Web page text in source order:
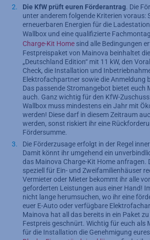
Die KfW prüft euren Förderantrag. Die
unter anderem folgende Kriterien voraus:
erneuerbaren Energien für die
Wallbox und eine qualifizierte
Charge-Kit Home sind alle Bedingungen
Festpreispaket von Mainova beinhaltet
„Deutschland Edition“ mit 11 kW, den
Check, die Installation und
Elektrofachpartner sowie die Anmeldung
Das passende Stromangebot bietet euch
auch. Ganz wichtig für den KfW-
Wallbox muss mindestens ein Jahr mit
werden! Diese darf in diesem Zeitraum
werden, sonst riskiert ihr eine
Fördersumme.
Die Förderzusage erfolgt in der Regel
Damit könnt ihr umgehend ein
das Mainova Charge-Kit Home anfragen.
speziell für Ein- und Zweifamilienhäuser
Vermieter oder Mieter bekommt ihr alle
geforderten Leistungen aus einer Hand!
nicht lange herumsuchen, wo ihr eine
euer E-Auto oder verfügbare
Mainova hat all das bereits in ein Paket
Festpreis geschnürt. Wichtig für euch als
für die Installation die Genehmigung